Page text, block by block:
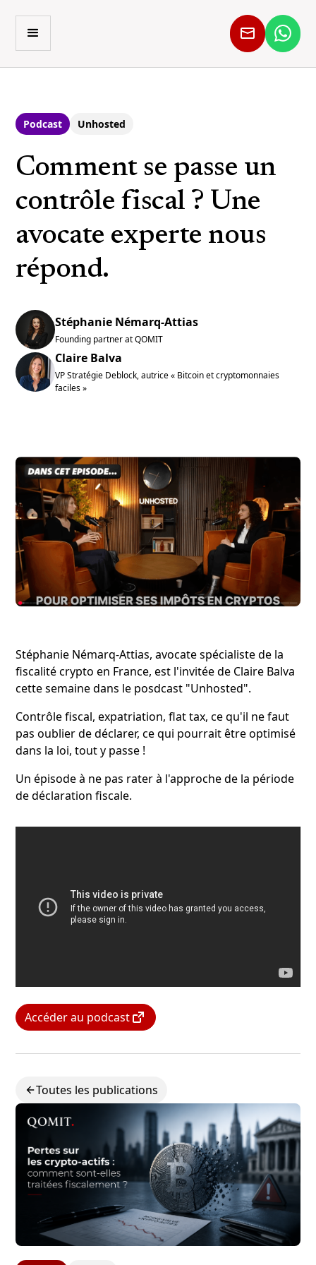
Podcast Unhosted
Comment se passe un
contrôle fiscal ? Une
avocate experte nous
répond.
Stéphanie Némarq-Attias
Founding partner at QOMIT
Claire Balva
VP Stratégie Deblock, autrice « Bitcoin et cryptomonnaies
faciles »
Stéphanie Némarq-Attias, avocate spécialiste de la
fiscalité crypto en France, est l'invitée de Claire Balva
cette semaine dans le posdcast "Unhosted".
Contrôle fiscal, expatriation, flat tax, ce qu'il ne faut
pas oublier de déclarer, ce qui pourrait être optimisé
dans la loi, tout y passe !
Un épisode à ne pas rater à l'approche de la période
de déclaration fiscale.
Accéder au podcast
Toutes les publications